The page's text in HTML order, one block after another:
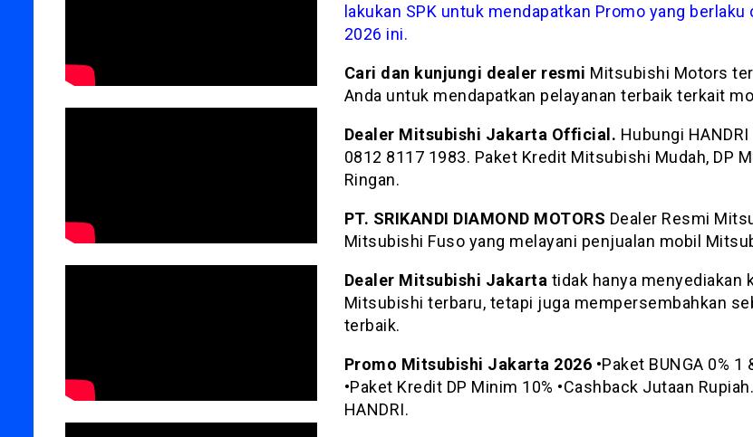
lakukan SPK untuk mendapatkan Promo yang berlaku
2026 ini.
Cari dan kunjungi dealer resmi Mitsubishi Motors
Anda untuk mendapatkan pelayanan terbaik terkait
Dealer Mitsubishi Jakarta Official. Hubungi
0812 8117 1983. Paket Kredit Mitsubishi Mudah, DP
Ringan.
PT. SRIKANDI DIAMOND MOTORS Dealer Resmi
Mitsubishi Fuso yang melayani penjualan mobil
Dealer Mitsubishi Jakarta tidak hanya menyediakan
Mitsubishi terbaru, tetapi juga mempersembahkan
terbaik.
Promo Mitsubishi Jakarta 2026 •Paket BUNGA 0% 1
•Paket Kredit DP Minim 10% •Cashback Jutaan
HANDRI.